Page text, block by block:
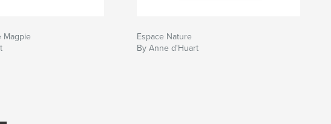
Magpie
Espace Nature
By Anne d'Huart